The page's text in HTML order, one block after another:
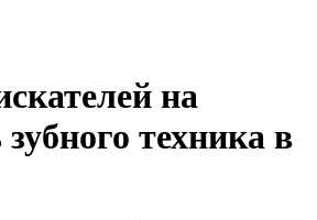
на
техника в